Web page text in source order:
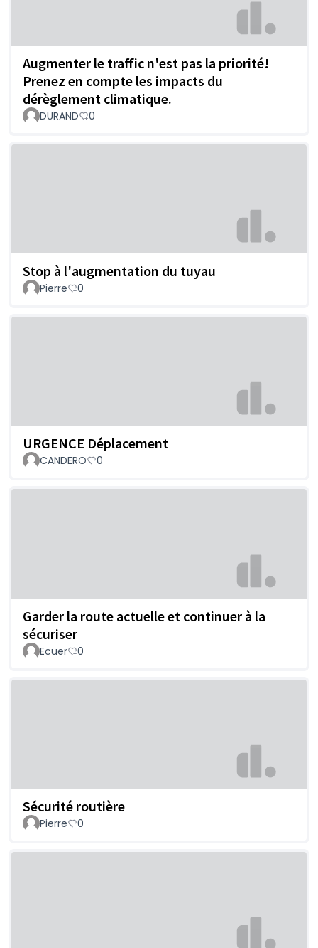
Augmenter le traffic n'est pas la priorité!
Prenez en compte les impacts du
dérèglement climatique.
DURAND 0
Stop à l'augmentation du tuyau
Pierre 0
URGENCE Déplacement
CANDERO 0
Garder la route actuelle et continuer à la
sécuriser
Ecuer 0
Sécurité routière
Pierre 0